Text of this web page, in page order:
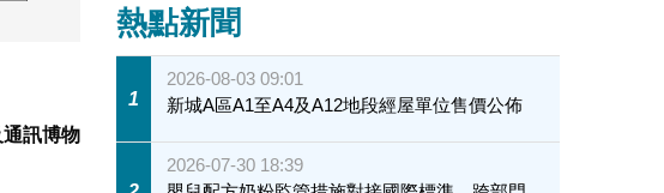
訊博物
熱點新聞
1
2026-08-03 09:01
新城A區A1至A4及A12地段經屋單位售價公佈
2026-07-30 18:39